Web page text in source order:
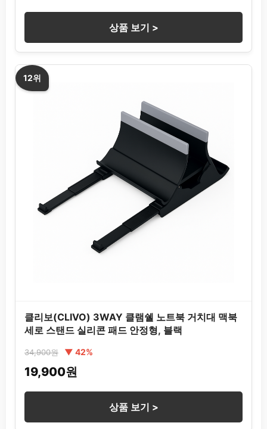
상품 보기 >
12위
클리보(CLIVO) 3WAY 클램쉘 노트북 거치대 맥북
세로 스탠드 실리콘 패드 안정형, 블랙
34,900원 ▼ 42%
19,900원
상품 보기 >